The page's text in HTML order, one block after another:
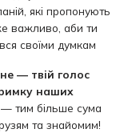
які пропонують
важливо, аби ти
своїми думкам
— твій голос
наших
— тим більше сума
та знайомим!